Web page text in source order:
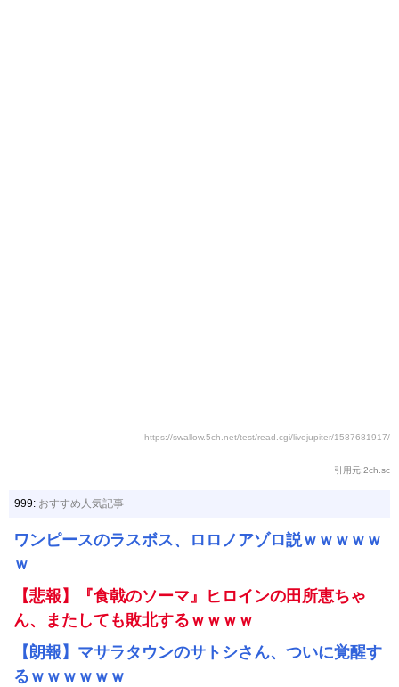
https://swallow.5ch.net/test/read.cgi/livejupiter/1587681917/
引用元:2ch.sc
999: おすすめ人気記事
ワンピースのラスボス、ロロノアゾロ説ｗｗｗｗｗ
ｗ
【悲報】『食戟のソーマ』ヒロインの田所恵ちゃ
ん、またしても敗北するｗｗｗｗ
【朗報】マサラタウンのサトシさん、ついに覚醒す
るｗｗｗｗｗｗ